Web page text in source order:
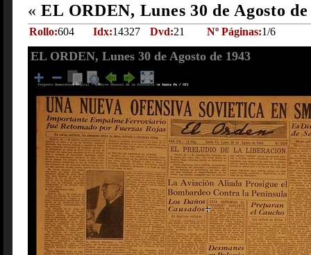
« EL ORDEN, Lunes 30 de Agosto
Rollo:604 Idx:14327 Dvd:21 Nº Páginas:1/6
EL ORDEN, Lunes 30 de Agosto de 1943